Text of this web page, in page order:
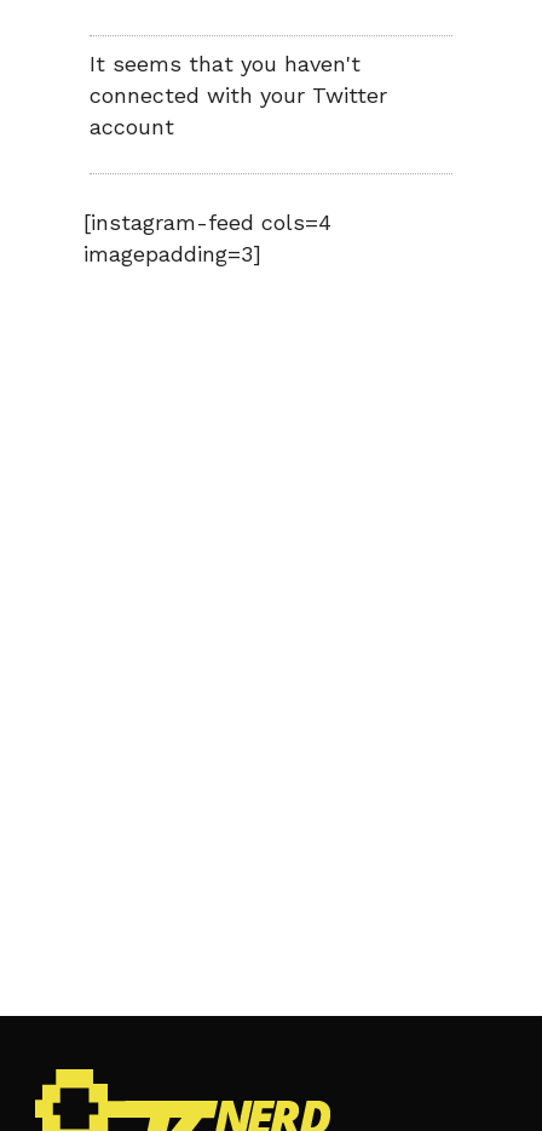
It seems that you haven't
connected with your Twitter
account
[instagram-feed cols=4
imagepadding=3]